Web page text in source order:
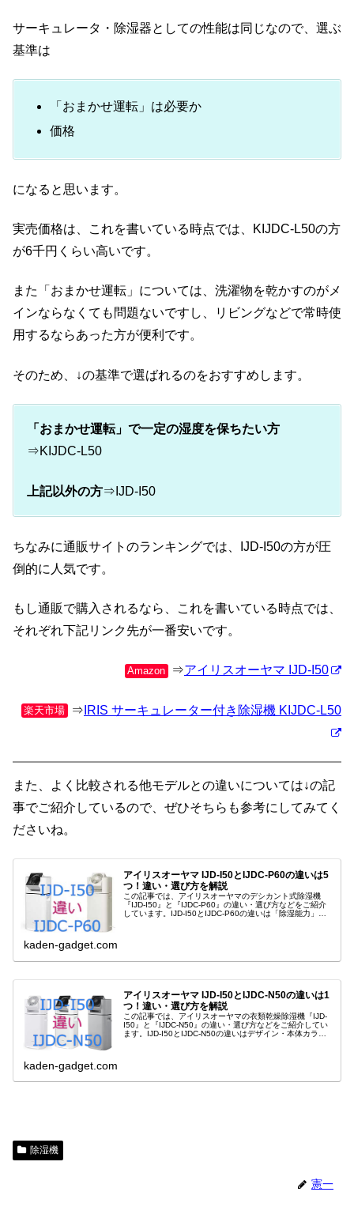
サーキュレータ・除湿器としての性能は同じなので、選ぶ
基準は
「おまかせ運転」は必要か
価格
になると思います。
実売価格は、これを書いている時点では、KIJDC-L50の方
が6千円くらい高いです。
また「おまかせ運転」については、洗濯物を乾かすのがメ
インならなくても問題ないですし、リビングなどで常時使
用するならあった方が便利です。
そのため、↓の基準で選ばれるのをおすすめします。
「おまかせ運転」で一定の湿度を保ちたい方
⇒KIJDC-L50
上記以外の方⇒IJD-I50
ちなみに通販サイトのランキングでは、IJD-I50の方が圧
倒的に人気です。
もし通販で購入されるなら、これを書いている時点では、
それぞれ下記リンク先が一番安いです。
Amazon ⇒アイリスオーヤマ IJD-I50
楽天市場 ⇒ IRIS サーキュレーター付き除湿機 KIJDC-L50
また、よく比較される他モデルとの違いについては↓の記
事でご紹介しているので、ぜひそちらも参考にしてみてく
ださいね。
アイリスオーヤマ IJD-I50とIJDC-P60の違いは5
つ！違い・選び方を解説
この記事では、アイリスオーヤマのデシカント式除湿機
『IJD-I50』と『IJDC-P60』の違い・選び方などをご紹介
しています。IJD-I50とIJDC-P60の違いは「除湿能力」
kaden-gadget.com
アイリスオーヤマ IJD-I50とIJDC-N50の違いは1
つ！違い・選び方を解説
この記事では、アイリスオーヤマの衣類乾燥除湿機『IJD-
I50』と『IJDC-N50』の違い・選び方などをご紹介してい
ます。IJD-I50とIJDC-N50の違いはデザイン・本体カラー
kaden-gadget.com
除湿機
憲一